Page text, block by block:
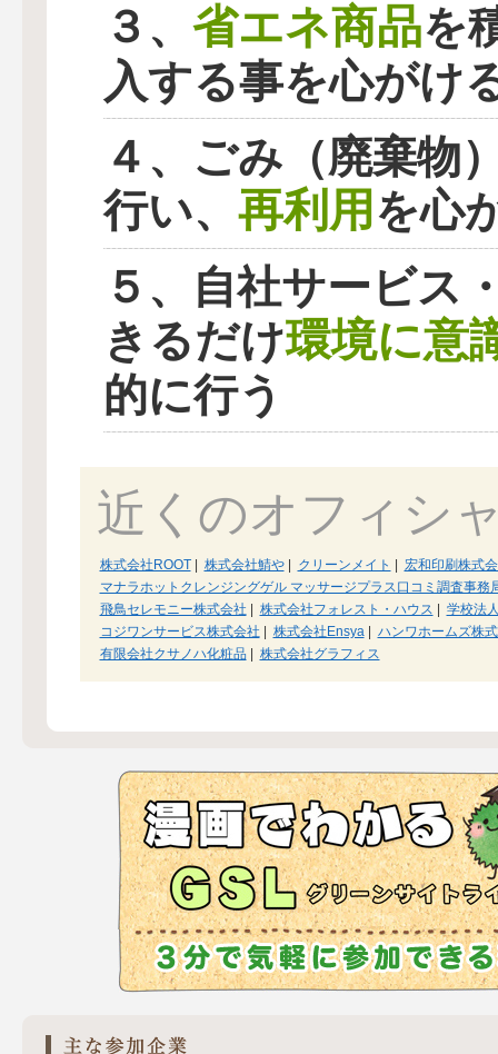
３、 省エネ商品を
入する事を心がけ
４、ごみ（廃棄物
行い、 再利用を心
５、自社サービス
きるだけ環境に意
的に行う
近くのオフィシ
株式会社ROOT| 株式会社鯖や| クリーンメイト | 宏和印刷株式
マナラホットクレンジングゲル マッサージプラス口コミ調査事務
飛鳥セレモニー株式会社 | 株式会社フォレスト・ハウス | 学校法
コジワンサービス株式会社 | 株式会社Ensya | ハンワホームズ株
有限会社クサノハ化粧品| 株式会社グラフィス